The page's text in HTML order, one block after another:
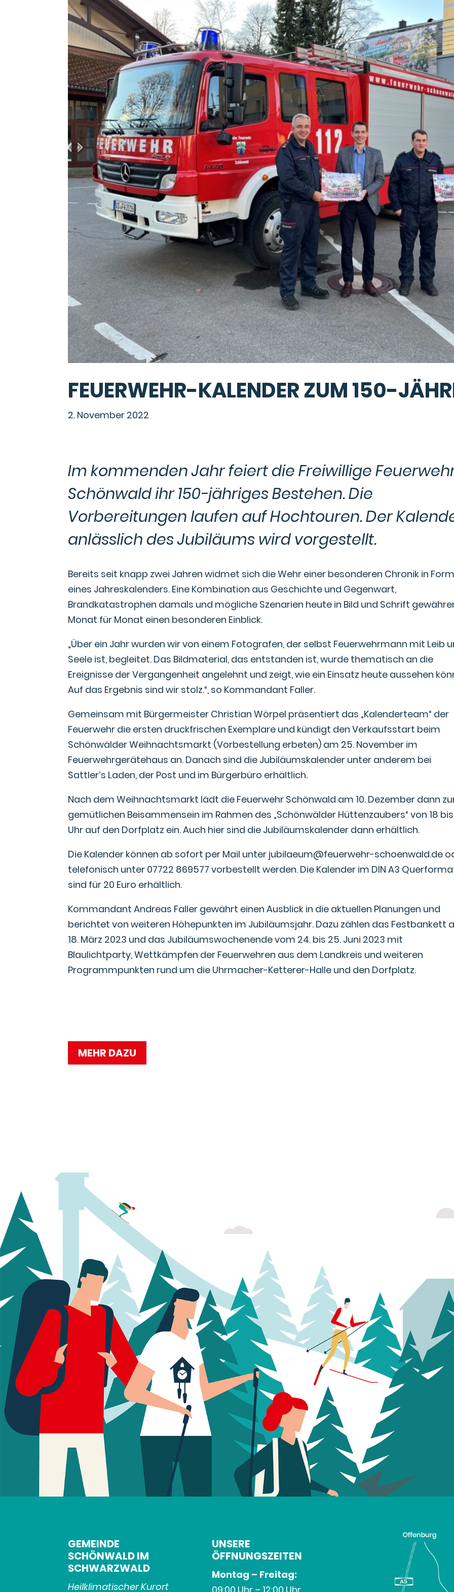
FEUERWEHR-KALENDER ZUM 150-
2. November 2022
Im kommenden Jahr feiert die Freiwillige
Schönwald ihr 150-jähriges Bestehen. Die
Vorbereitungen laufen auf Hochtouren. Der
anlässlich des Jubiläums wird vorgestellt.
Bereits seit knapp zwei Jahren widmet sich die Wehr einer besonderen Chronik in
eines Jahreskalenders. Eine Kombination aus Geschichte und Gegenwart,
Brandkatastrophen damals und mögliche Szenarien heute in Bild und Schrift
Monat für Monat einen besonderen Einblick.
„Über ein Jahr wurden wir von einem Fotografen, der selbst Feuerwehrmann mit Leib
Seele ist, begleitet. Das Bildmaterial, das entstanden ist, wurde thematisch an die
Ereignisse der Vergangenheit angelehnt und zeigt, wie ein Einsatz heute aussehen
Auf das Ergebnis sind wir stolz.“, so Kommandant Faller.
Gemeinsam mit Bürgermeister Christian Wörpel präsentiert das „Kalenderteam“ der
Feuerwehr die ersten druckfrischen Exemplare und kündigt den Verkaufsstart beim
Schönwälder Weihnachtsmarkt (Vorbestellung erbeten) am 25. November im
Feuerwehrgerätehaus an. Danach sind die Jubiläumskalender unter anderem bei
Sattler’s Laden, der Post und im Bürgerbüro erhältlich.
Nach dem Weihnachtsmarkt lädt die Feuerwehr Schönwald am 10. Dezember dann
gemütlichen Beisammensein im Rahmen des „Schönwälder Hüttenzaubers“ von 18 bis
Uhr auf den Dorfplatz ein. Auch hier sind die Jubiläumskalender dann erhältlich.
Die Kalender können ab sofort per Mail unter jubilaeum@feuerwehr-schoenwald.de
telefonisch unter 07722 869577 vorbestellt werden. Die Kalender im DIN A3
sind für 20 Euro erhältlich.
Kommandant Andreas Faller gewährt einen Ausblick in die aktuellen Planungen und
berichtet von weiteren Höhepunkten im Jubiläumsjahr. Dazu zählen das Festbankett
18. März 2023 und das Jubiläumswochenende vom 24. bis 25. Juni 2023 mit
Blaulichtparty, Wettkämpfen der Feuerwehren aus dem Landkreis und weiteren
Programmpunkten rund um die Uhrmacher-Ketterer-Halle und den Dorfplatz.
MEHR DAZU
GEMEINDE
SCHÖNWALD IM
SCHWARZWALD
Heilklimatischer Kurort
UNSERE
ÖFFNUNGSZEITEN
Montag – Freitag: